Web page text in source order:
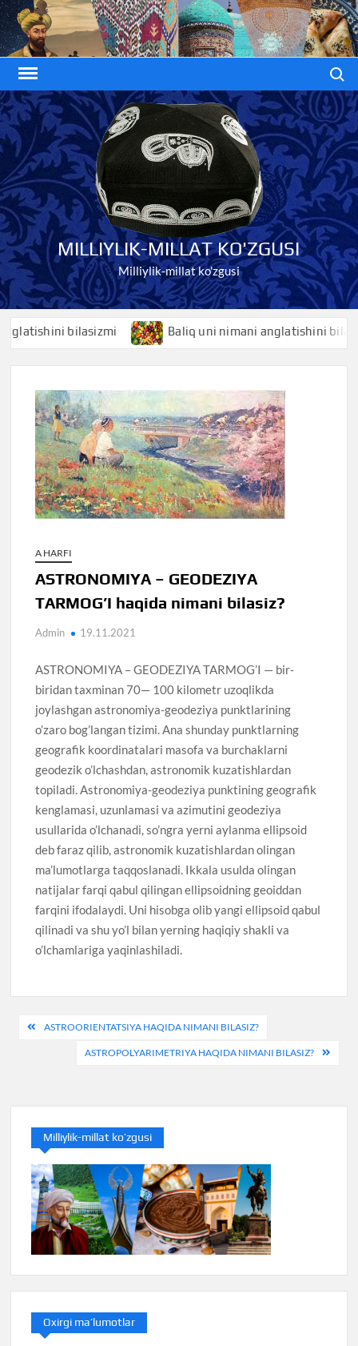
Skip
to
content
MILLIYLIK-MILLAT KO'ZGUSI
Milliylik-millat ko'zgusi
bilasizmi Baliq uni nimani anglatishini bilasizmi
A HARFI
ASTRONOMIYA – GEODEZIYA
TARMOG’I haqida nimani bilasiz?
Admin 19.11.2021
ASTRONOMIYA – GEODEZIYA TARMOG’I — bir-
biridan taxminan 70— 100 kilometr uzoqlikda
joylashgan astronomiya-geodeziya punktlarining
o’zaro bog’langan tizimi. Ana shunday punktlarning
geografik koordinatalari masofa va burchaklarni
geodezik o’lchashdan, astronomik kuzatishlardan
topiladi. Astronomiya-geodeziya punktining geografik
kenglamasi, uzunlamasi va azimutini geodeziya
usullarida o’lchanadi, so’ngra yerni aylanma ellipsoid
deb faraz qilib, astronomik kuzatishlardan olingan
ma’lumotlarga taqqoslanadi. Ikkala usulda olingan
natijalar farqi qabul qilingan ellipsoidning geoiddan
farqini ifodalaydi. Uni hisobga olib yangi ellipsoid qabul
qilinadi va shu yo’l bilan yerning haqiqiy shakli va
o’lchamlariga yaqinlashiladi.
Post
menyusi
ASTROORIENTATSIYA HAQIDA NIMANI BILASIZ?
ASTROPOLYARIMETRIYA HAQIDA NIMANI BILASIZ?
Milliylik-millat ko’zgusi
Oxirgi ma’lumotlar